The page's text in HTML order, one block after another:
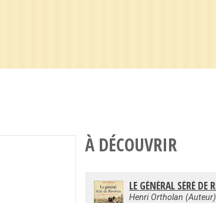
À DÉCOUVRIR
Henri Ortholan (Auteur)